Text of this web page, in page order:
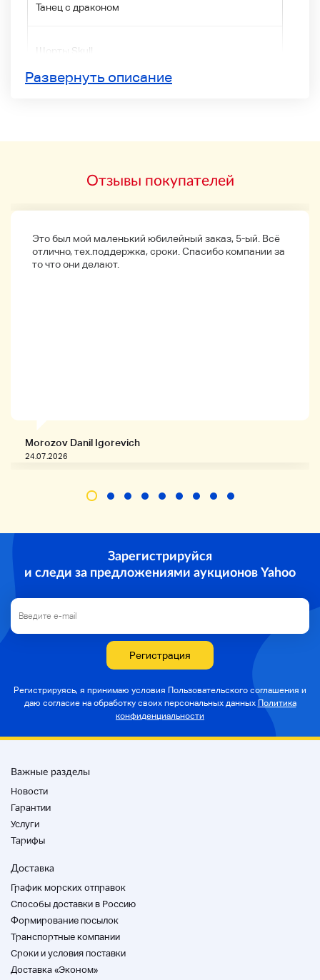
Танец с драконом
Шорты Skull
Тяга: 34 см / Шов: 29 см / Шов: 10 см / Бедра: 29 см
Пожалуйста, обратитесь к фотографии.
S
Un
А.
Никаких заметных царапин или грязи
Некоторые царапины и грязь
Б-
царапины и грязь
C C
Продукты с чувством использования или
заметными царапинами или грязью
D
нежелательные продукты
Развернуть описание
Отзывы покупателей
Это был мой маленький юбилейный заказ, 5-ый. Всё
отлично, тех.поддержка, сроки. Спасибо компании за
то что они делают.
Morozov Danil Igorevich
24.07.2026
Зарегистрируйся
и следи за предложениями аукционов Yahoo
Регистрация
Регистрируясь, я принимаю условия Пользовательского соглашения и
даю согласие на обработку своих персональных данных Политика
конфиденциальности
Важные разделы
Новости
Гарантии
Услуги
Тарифы
Доставка
График морских отправок
Способы доставки в Россию
Формирование посылок
Транспортные компании
Cроки и условия поставки
Доставка «Эконом»